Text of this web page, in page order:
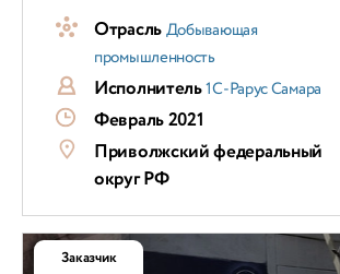
ОтрасльДобывающая
промышленность
Исполнитель1С-Рарус Самара
Февраль 2021
Приволжский федеральный
округ РФ
Заказчик